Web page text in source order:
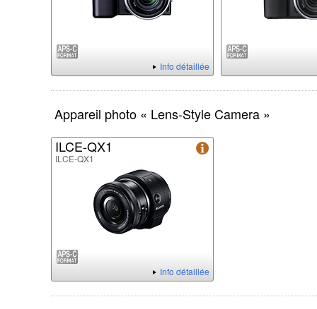
Info détaillée
Appareil photo « Lens-Style Camera »
ILCE-QX1
ILCE-QX1
Info détaillée